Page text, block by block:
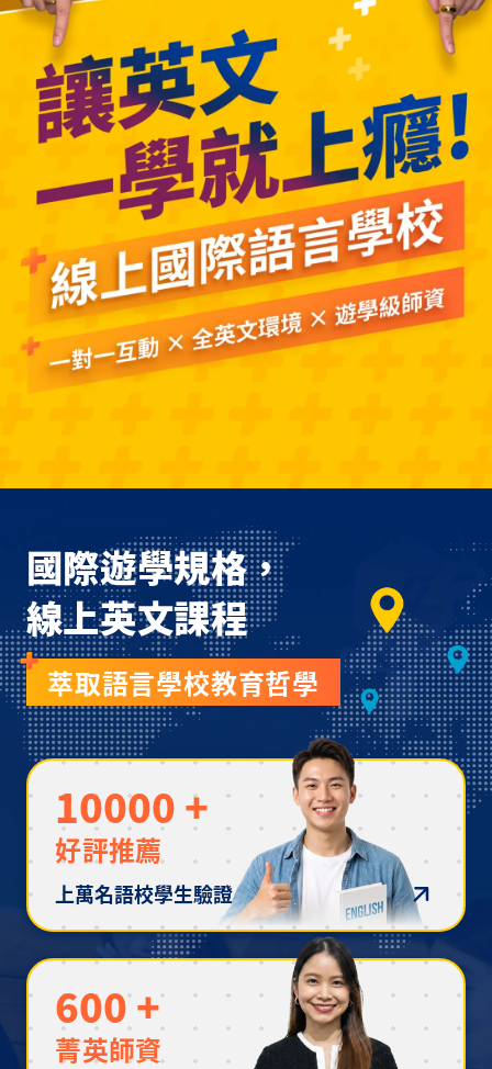
國際遊學規格，
線上英文課程
萃取語言學校教育哲學
10000+
好評推薦
上萬名語校學生驗證
600+
菁英師資